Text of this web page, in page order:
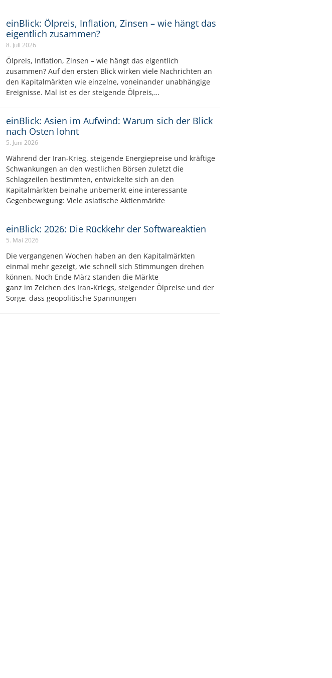
einBlick: Ölpreis, Inflation, Zinsen – wie hängt das
eigentlich zusammen?
8. Juli 2026
Ölpreis, Inflation, Zinsen – wie hängt das eigentlich
zusammen? Auf den ersten Blick wirken viele Nachrichten an
den Kapitalmärkten wie einzelne, voneinander unabhängige
Ereignisse. Mal ist es der steigende Ölpreis,…
einBlick: Asien im Aufwind: Warum sich der Blick
nach Osten lohnt
5. Juni 2026
Während der Iran-Krieg, steigende Energiepreise und kräftige
Schwankungen an den westlichen Börsen zuletzt die
Schlagzeilen bestimmten, entwickelte sich an den
Kapitalmärkten beinahe unbemerkt eine interessante
Gegenbewegung: Viele asiatische Aktienmärkte
einBlick: 2026: Die Rückkehr der Softwareaktien
5. Mai 2026
Die vergangenen Wochen haben an den Kapitalmärkten
einmal mehr gezeigt, wie schnell sich Stimmungen drehen
können. Noch Ende März standen die Märkte
ganz im Zeichen des Iran-Kriegs, steigender Ölpreise und der
Sorge, dass geopolitische Spannungen